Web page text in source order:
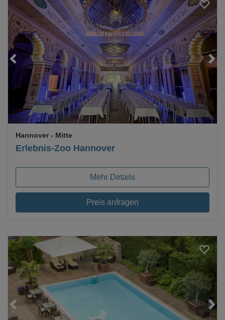
Loading...
Erlebnis-Zoo Hannover
Hannover - Mitte
Mehr Details
Preis anfragen